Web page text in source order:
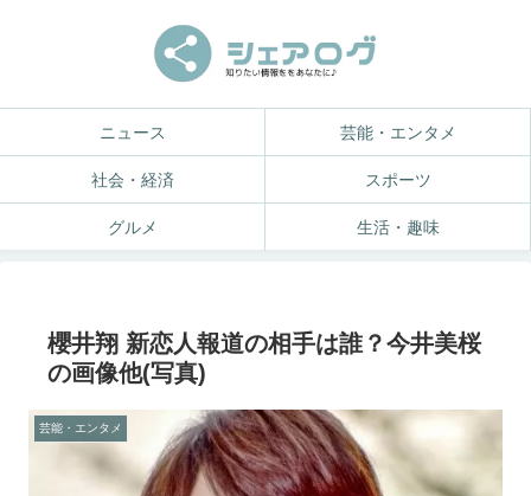
ニュース 芸能・エンタメ
社会・経済 スポーツ
グルメ 生活・趣味
櫻井翔 新恋人報道の相手は誰？今井美桜
の画像他(写真)
芸能・エンタメ